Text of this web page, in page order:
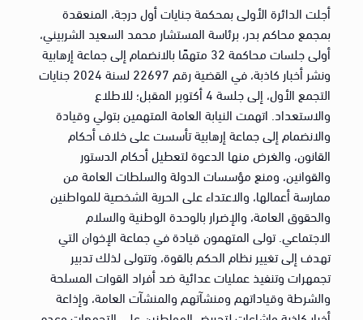
أجلت الدائرة الأولى بمحكمة جنايات أول درجة، المنعقدة
بمجمع محاكم بدر، برئاسة المستشار محمد السعيد الشربيني،
أولى جلسات محاكمة 32 متهمًا بالانضمام إلى جماعة إرهابية
ونشر أخبار كاذبة، في القضية رقم 22697 لسنة 2024 جنايات
التجمع الأول، إلى جلسة 4 أكتوبر المقبل؛ للاطلاع
والاستعداد. اتهمت النيابة العامة المتهمين بتولي وقيادة
والانضمام إلى جماعة إرهابية تأسست على خلاف أحكام
القانون، والغرض منها الدعوة لتعطيل أحكام الدستور
والقوانين، ومنع مؤسسات الدولة والسلطات العامة من
ممارسة أعمالها، والاعتداء على الحرية الشخصية للمواطنين
والحقوق العامة، والإضرار بالوحدة الوطنية والسلام
الاجتماعي. تولى المتهمون قيادة في جماعة الإخوان التي
تهدف إلى تغيير نظام الحكم بالقوة، وتتولى لذلك تدبير
تجمهرات وتنفيذ عمليات عدائية ضد أفراد القوات المسلحة
والشرطة وقياداتهم ومنشآتهم والمنشآت العامة، وإذاعة